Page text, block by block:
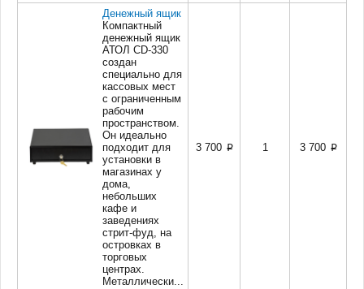
Денежный ящик
Компактный
денежный ящик
АТОЛ CD-330
создан
специально для
кассовых мест
с ограниченным
рабочим
пространством.
Он идеально
подходит для
установки в
магазинах у
дома,
небольших
кафе и
заведениях
стрит-фуд, на
островках в
торговых
центрах.
Металлически...
3 700 p 1 3 700 p